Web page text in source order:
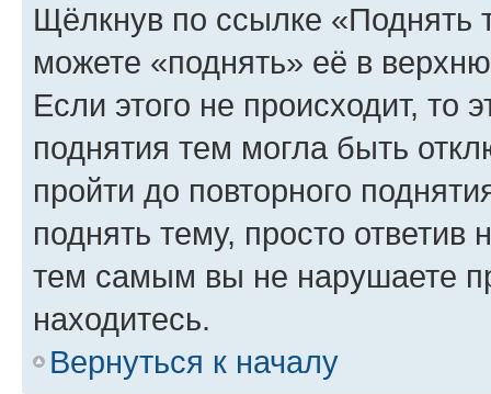
Щёлкнув по ссылке «Поднять
можете «поднять» её в
Если этого не происходит, то
поднятия тем могла быть
пройти до повторного
поднять тему, просто ответив
тем самым вы не нарушаете
находитесь.
Вернуться к началу